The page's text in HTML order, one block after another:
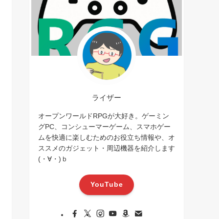
ライザー
オープンワールドRPGが大好き。ゲーミン
グPC、コンシューマーゲーム、スマホゲー
ムを快適に楽しむためのお役立ち情報や、オ
ススメのガジェット・周辺機器を紹介します
(・∀・)ｂ
YouTube